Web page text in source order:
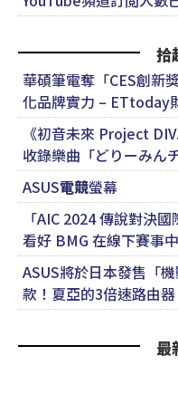
拾
華碩筆電奪「CES創新
化品牌實力 – ETtoday
《初音未來 Project
收錄樂曲「どりーみん
ASUS電競螢幕
「AIC 2024 傳說對決
看好 BMG 在線下賽事
ASUS將於日本發售「
款！夏亞的3倍速路由器
最